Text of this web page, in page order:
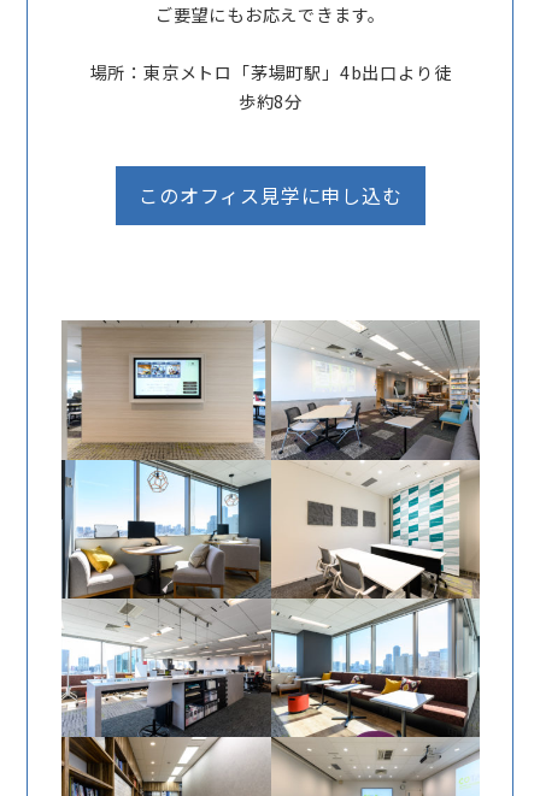
ご要望にもお応えできます。
場所：東京メトロ「茅場町駅」4b出口より徒
歩約8分
このオフィス見学に申し込む